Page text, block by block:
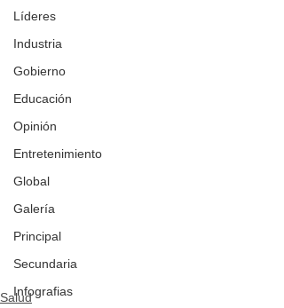
Líderes
Industria
Gobierno
Educación
Opinión
Entretenimiento
Global
Galería
Principal
Secundaria
Infografias
Salud